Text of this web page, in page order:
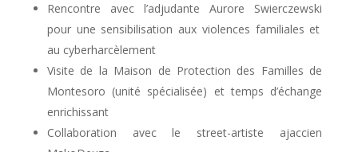
Rencontre avec l’adjudanteAurore Swierczewski
pour une sensibilisation aux violences familiales et
au cyberharcèlement
Visite de la Maison de Protection des Familles de
Montesoro (unité spécialisée) et temps d’échange
enrichissant
Collaboration avec le street-artiste ajaccien